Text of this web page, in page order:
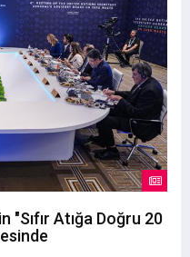
Atığa Doğru 20